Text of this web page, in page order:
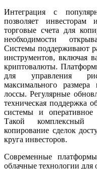
Интеграция с
позволяет инвесторам
торговые счета для
необходимости
Системы поддерживают
инструментов, включая
криптовалюты.
для управления
максимального
лоссы. Регулярные
техническая поддержка
системы и
Такой комплексный
копирование сделок
круга инвесторов.
Современные
облачные технологии для